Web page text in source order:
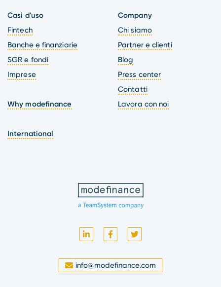
Casi d'uso
Fintech
Banche e finanziarie
SGR e fondi
Imprese
Why modefinance
International
Company
Chi siamo
Partner e clienti
Blog
Press center
Contatti
Lavora con noi
info@modefinance.com